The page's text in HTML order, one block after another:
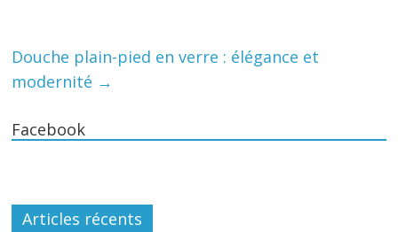
Douche plain-pied en verre : élégance et
modernité →
Facebook
Articles récents